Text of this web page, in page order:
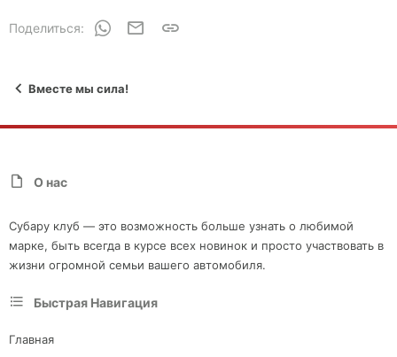
Поделиться: WhatsAppЭлектронная почта
Вместе мы сила!
О нас
Субару клуб — это возможность больше узнать о любимой
марке, быть всегда в курсе всех новинок и просто участвовать в
жизни огромной семьи вашего автомобиля.
Быстрая Навигация
Главная